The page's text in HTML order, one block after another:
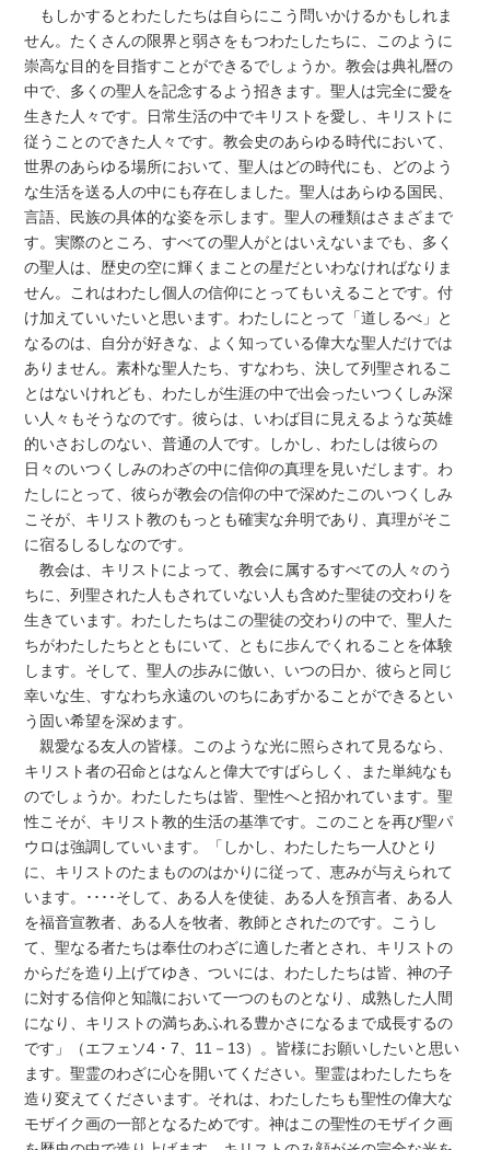
もしかするとわたしたちは自らにこう問いかけるかもしれま
せん。たくさんの限界と弱さをもつわたしたちに、このように
崇高な目的を目指すことができるでしょうか。教会は典礼暦の
中で、多くの聖人を記念するよう招きます。聖人は完全に愛を
生きた人々です。日常生活の中でキリストを愛し、キリストに
従うことのできた人々です。教会史のあらゆる時代において、
世界のあらゆる場所において、聖人はどの時代にも、どのよう
な生活を送る人の中にも存在しました。聖人はあらゆる国民、
言語、民族の具体的な姿を示します。聖人の種類はさまざまで
す。実際のところ、すべての聖人がとはいえないまでも、多く
の聖人は、歴史の空に輝くまことの星だといわなければなりま
せん。これはわたし個人の信仰にとってもいえることです。付
け加えていいたいと思います。わたしにとって「道しるべ」と
なるのは、自分が好きな、よく知っている偉大な聖人だけでは
ありません。素朴な聖人たち、すなわち、決して列聖されるこ
とはないけれども、わたしが生涯の中で出会ったいつくしみ深
い人々もそうなのです。彼らは、いわば目に見えるような英雄
的いさおしのない、普通の人です。しかし、わたしは彼らの
日々のいつくしみのわざの中に信仰の真理を見いだします。わ
たしにとって、彼らが教会の信仰の中で深めたこのいつくしみ
こそが、キリスト教のもっとも確実な弁明であり、真理がそこ
に宿るしるしなのです。
教会は、キリストによって、教会に属するすべての人々のう
ちに、列聖された人もされていない人も含めた聖徒の交わりを
生きています。わたしたちはこの聖徒の交わりの中で、聖人た
ちがわたしたちとともにいて、ともに歩んでくれることを体験
します。そして、聖人の歩みに倣い、いつの日か、彼らと同じ
幸いな生、すなわち永遠のいのちにあずかることができるとい
う固い希望を深めます。
親愛なる友人の皆様。このような光に照らされて見るなら、
キリスト者の召命とはなんと偉大ですばらしく、また単純なも
のでしょうか。わたしたちは皆、聖性へと招かれています。聖
性こそが、キリスト教的生活の基準です。このことを再び聖パ
ウロは強調していいます。「しかし、わたしたち一人ひとり
に、キリストのたまもののはかりに従って、恵みが与えられて
います。････そして、ある人を使徒、ある人を預言者、ある人
を福音宣教者、ある人を牧者、教師とされたのです。こうし
て、聖なる者たちは奉仕のわざに適した者とされ、キリストの
からだを造り上げてゆき、ついには、わたしたちは皆、神の子
に対する信仰と知識において一つのものとなり、成熟した人間
になり、キリストの満ちあふれる豊かさになるまで成長するの
です」（エフェソ4・7、11－13）。皆様にお願いしたいと思い
ます。聖霊のわざに心を開いてください。聖霊はわたしたちを
造り変えてくださいます。それは、わたしたちも聖性の偉大な
モザイク画の一部となるためです。神はこの聖性のモザイク画